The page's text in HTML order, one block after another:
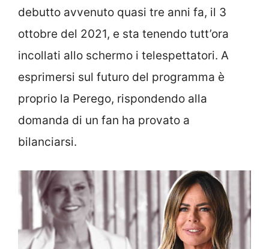
debutto avvenuto quasi tre anni fa, il 3
ottobre del 2021, e sta tenendo tutt’ora
incollati allo schermo i telespettatori. A
esprimersi sul futuro del programma è
proprio la Perego, rispondendo alla
domanda di un fan ha provato a
bilanciarsi.